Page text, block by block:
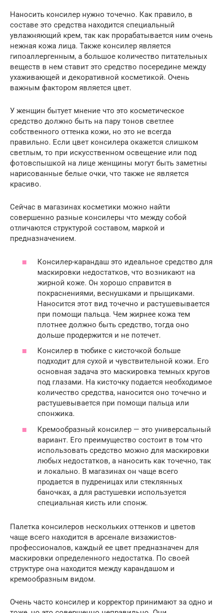
Наносить консилер нужно точечно. Как правило, в
составе это средства находится специальный
увлажняющий крем, так как прорабатывается ним очень
нежная кожа лица. Также консилер является
гипоаллергенным, а большое количество питательных
веществ в нем ставит это средство посередине между
ухаживающей и декоративной косметикой. Очень
важным фактором является цвет.
У женщин бытует мнение что это косметическое
средство должно быть на пару тонов светлее
собственного оттенка кожи, но это не всегда
правильно. Если цвет консилера окажется слишком
светлым, то при искусственном освещение или под
фотовспышкой на лице женщины могут быть заметны
нарисованные белые очки, что также не является
красиво.
Сейчас в магазинах косметики можно найти
совершенно разные консилеры что между собой
отличаются структурой составом, маркой и
предназначением.
Консилер-карандаш это идеальное средство для
маскировки недостатков, что возникают на
жирной коже. Он хорошо справится в
покраснениями, веснушками и прыщиками.
Наносится этот вид точечно и растушевывается
при помощи пальца. Чем жирнее кожа тем
плотнее должно быть средство, тогда оно
дольше продержится и не потечет.
Консилер в тюбике с кисточкой больше
подходит для сухой и чувствительной кожи. Его
основная задача это маскировка темных кругов
под глазами. На кисточку подается необходимое
количество средства, наносится оно точечно и
растушевывается при помощи пальца или
спонжика.
Кремообразный консилер — это универсальный
вариант. Его преимущество состоит в том что
использовать средство можно для маскировки
любых недостатков, а наносить как точечно, так
и локально. В магазинах он чаще всего
продается в пудреницах или стеклянных
баночках, а для растушевки используется
специальная кисть или спонж.
Палетка консилеров нескольких оттенков и цветов
чаще всего находится в арсенале визажистов-
профессионалов, каждый ее цвет предназначен для
маскировки определенного недостатка. По своей
структуре она находится между карандашом и
кремообразным видом.
Очень часто консилер и корректор принимают за одно и